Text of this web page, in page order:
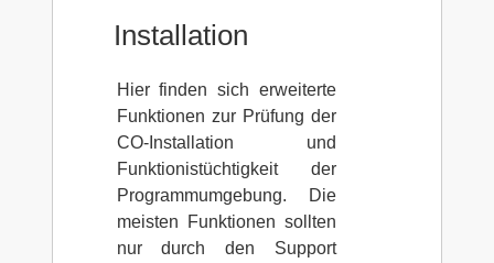
Installation
Hier finden sich erweiterte
Funktionen zur Prüfung der
CO-Installation und
Funktionistüchtigkeit der
Programmumgebung. Die
meisten Funktionen sollten
nur durch den Support